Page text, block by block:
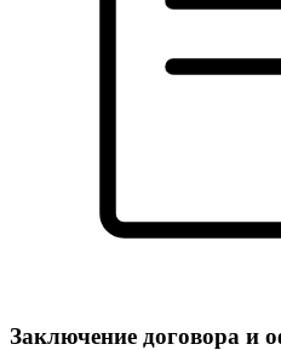
Заключение договора и